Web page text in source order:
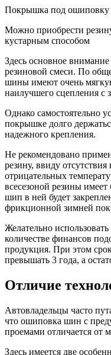
Покрышка под ошиповку
Можно приобрести
кустарным способом
Здесь основное внимание
резиновой смеси. По
шины имеют очень
наилучшего сцепления
Однако самостоятельно
покрышке долго
надежного крепления.
Не рекомендовано
резину, ввиду
отрицательных
всесезоной резины
шип в ней будет
фрикционной зимней
Желательно
количестве финансов
продукция. При этом
превышать 3 года, а
Отличие
Автовладельцы часто
что ошиповка шин с
проемами отличается от
Здесь имеется две